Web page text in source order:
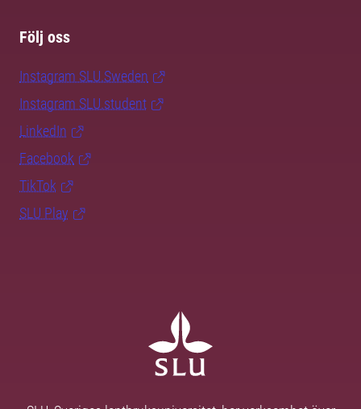
Följ oss
Instagram SLU.Sweden
Instagram SLU.student
LinkedIn
Facebook
TikTok
SLU Play